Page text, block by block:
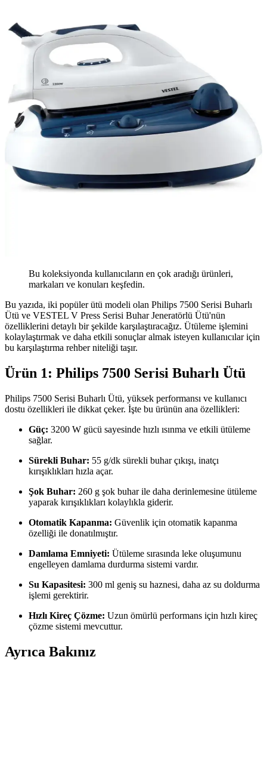
Bu koleksiyonda kullanıcıların en çok aradığı ürünleri,
markaları ve konuları keşfedin.
Bu yazıda, iki popüler ütü modeli olan Philips 7500 Serisi Buharlı
Ütü ve VESTEL V Press Serisi Buhar Jeneratörlü Ütü'nün
özelliklerini detaylı bir şekilde karşılaştıracağız. Ütüleme işlemini
kolaylaştırmak ve daha etkili sonuçlar almak isteyen kullanıcılar için
bu karşılaştırma rehber niteliği taşır.
Ürün 1: Philips 7500 Serisi Buharlı Ütü
Philips 7500 Serisi Buharlı Ütü, yüksek performansı ve kullanıcı
dostu özellikleri ile dikkat çeker. İşte bu ürünün ana özellikleri:
Güç: 3200 W gücü sayesinde hızlı ısınma ve etkili ütüleme
sağlar.
Sürekli Buhar: 55 g/dk sürekli buhar çıkışı, inatçı
kırışıklıkları hızla açar.
Şok Buhar: 260 g şok buhar ile daha derinlemesine ütüleme
yaparak kırışıklıkları kolaylıkla giderir.
Otomatik Kapanma: Güvenlik için otomatik kapanma
özelliği ile donatılmıştır.
Damlama Emniyeti: Ütüleme sırasında leke oluşumunu
engelleyen damlama durdurma sistemi vardır.
Su Kapasitesi: 300 ml geniş su haznesi, daha az su doldurma
işlemi gerektirir.
Hızlı Kireç Çözme: Uzun ömürlü performans için hızlı kireç
çözme sistemi mevcuttur.
Ayrıca Bakınız